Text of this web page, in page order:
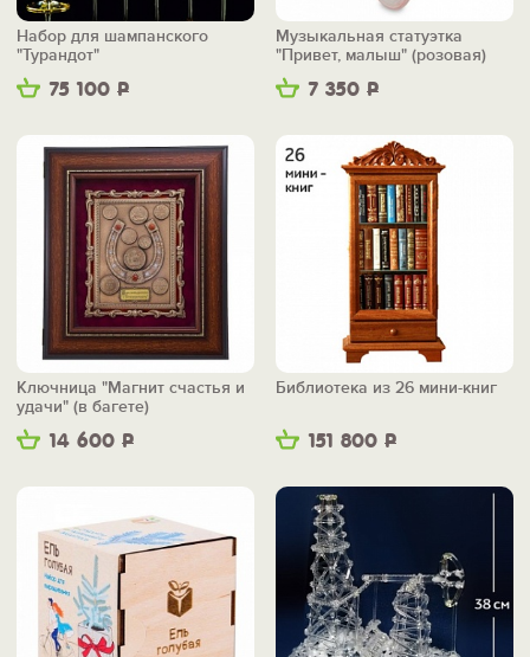
75 100 Р
Набор для шампанского
"Турандот"
7 350 Р
Музыкальная статуэтка
"Привет, малыш" (розовая)
14 600 Р
Ключница "Магнит счастья и
удачи" (в багете)
151 800 Р
Библиотека из 26 мини-книг